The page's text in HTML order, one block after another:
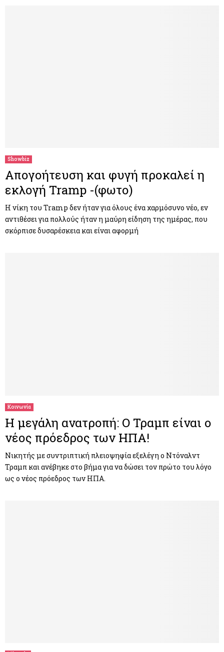
Showbiz
Απογοήτευση και φυγή προκαλεί η
εκλογή Tramp -(φωτο)
Η νίκη του Tramp δεν ήταν για όλους ένα χαρμόσυνο νέο, εν
αντιθέσει για πολλούς ήταν η μαύρη είδηση της ημέρας, που
σκόρπισε δυσαρέσκεια και είναι αφορμή
Κοινωνία
Η μεγάλη ανατροπή: Ο Τραμπ είναι ο
νέος πρόεδρος των ΗΠΑ!
Νικητής με συντριπτική πλειοψηφία εξελέγη ο Ντόναλντ
Τραμπ και ανέβηκε στο βήμα για να δώσει τον πρώτο του λόγο
ως ο νέος πρόεδρος των ΗΠΑ.